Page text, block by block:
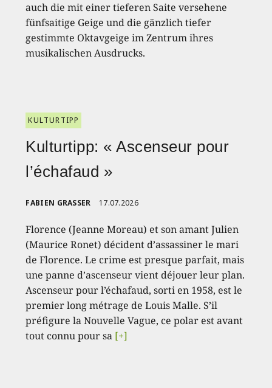
auch die mit einer tieferen Saite versehene
fünfsaitige Geige und die gänzlich tiefer
gestimmte Oktavgeige im Zentrum ihres
musikalischen Ausdrucks.
KULTURTIPP
Kulturtipp: « Ascenseur pour
l’échafaud »
FABIEN GRASSER 17.07.2026
Florence (Jeanne Moreau) et son amant Julien
(Maurice Ronet) décident d’assassiner le mari
de Florence. Le crime est presque parfait, mais
une panne d’ascenseur vient déjouer leur plan.
Ascenseur pour l’échafaud, sorti en 1958, est le
premier long métrage de Louis Malle. S’il
préfigure la Nouvelle Vague, ce polar est avant
tout connu pour sa [+]